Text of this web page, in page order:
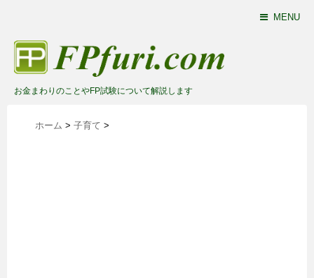
MENU
お金まわりのことやFP試験について解説します
ホーム > 子育て >